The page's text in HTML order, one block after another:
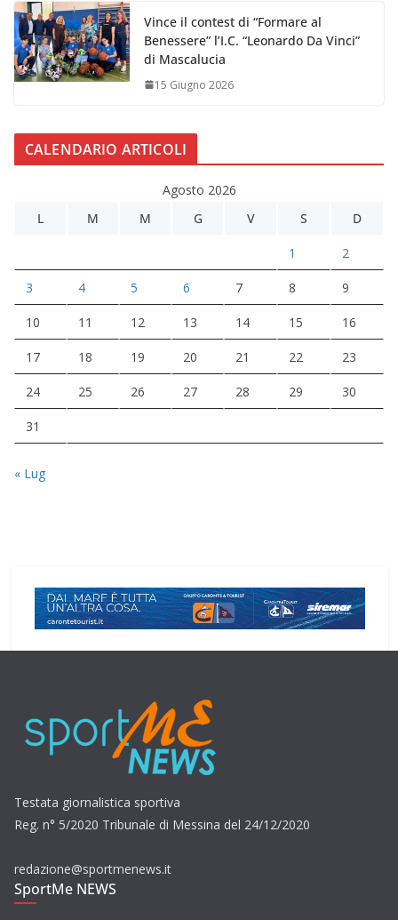
Vince il contest di “Formare al
Benessere” l’I.C. “Leonardo Da Vinci”
di Mascalucia
15 Giugno 2026
CALENDARIO ARTICOLI
Agosto 2026
L
M M G V S D
1 2
3 4 5 6 7 8 9
10 11 12 13 14 15 16
17 18 19 20 21 22 23
24 25 26 27 28 29 30
31
« Lug
Testata giornalistica sportiva
Reg. n° 5/2020 Tribunale di Messina del 24/12/2020
redazione@sportmenews.it
SportMe NEWS